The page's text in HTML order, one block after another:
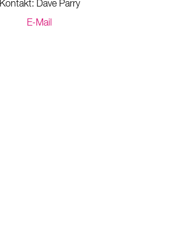
Kontakt: Dave Parry
E-Mail